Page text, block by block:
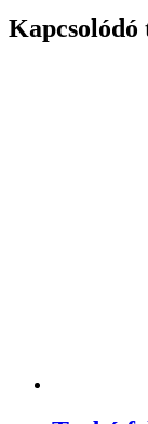
Kapcsolódó